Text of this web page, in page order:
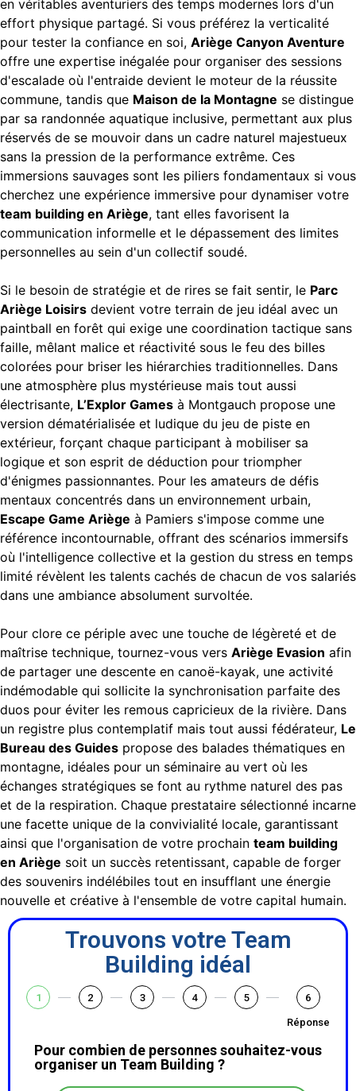
en véritables aventuriers des temps modernes lors d'un
effort physique partagé. Si vous préférez la verticalité
pour tester la confiance en soi, Ariège Canyon Aventure
offre une expertise inégalée pour organiser des sessions
d'escalade où l'entraide devient le moteur de la réussite
commune, tandis que Maison de la Montagne se distingue
par sa randonnée aquatique inclusive, permettant aux plus
réservés de se mouvoir dans un cadre naturel majestueux
sans la pression de la performance extrême. Ces
immersions sauvages sont les piliers fondamentaux si vous
cherchez une expérience immersive pour dynamiser votre
team building en Ariège, tant elles favorisent la
communication informelle et le dépassement des limites
personnelles au sein d'un collectif soudé.
Si le besoin de stratégie et de rires se fait sentir, le Parc
Ariège Loisirs devient votre terrain de jeu idéal avec un
paintball en forêt qui exige une coordination tactique sans
faille, mêlant malice et réactivité sous le feu des billes
colorées pour briser les hiérarchies traditionnelles. Dans
une atmosphère plus mystérieuse mais tout aussi
électrisante, L’Explor Games à Montgauch propose une
version dématérialisée et ludique du jeu de piste en
extérieur, forçant chaque participant à mobiliser sa
logique et son esprit de déduction pour triompher
d'énigmes passionnantes. Pour les amateurs de défis
mentaux concentrés dans un environnement urbain,
Escape Game Ariège à Pamiers s'impose comme une
référence incontournable, offrant des scénarios immersifs
où l'intelligence collective et la gestion du stress en temps
limité révèlent les talents cachés de chacun de vos salariés
dans une ambiance absolument survoltée.
Pour clore ce périple avec une touche de légèreté et de
maîtrise technique, tournez-vous vers Ariège Evasion afin
de partager une descente en canoë-kayak, une activité
indémodable qui sollicite la synchronisation parfaite des
duos pour éviter les remous capricieux de la rivière. Dans
un registre plus contemplatif mais tout aussi fédérateur, Le
Bureau des Guides propose des balades thématiques en
montagne, idéales pour un séminaire au vert où les
échanges stratégiques se font au rythme naturel des pas
et de la respiration. Chaque prestataire sélectionné incarne
une facette unique de la convivialité locale, garantissant
ainsi que l'organisation de votre prochain team building
en Ariège soit un succès retentissant, capable de forger
des souvenirs indélébiles tout en insufflant une énergie
nouvelle et créative à l'ensemble de votre capital humain.
Trouvons votre Team
Building idéal
1 2 3 4 5 6
Réponse
Pour combien de personnes souhaitez-vous
organiser un Team Building ?